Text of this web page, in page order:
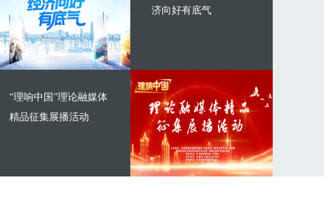
济向好有底气
“理响中国”理论融媒体
精品征集展播活动